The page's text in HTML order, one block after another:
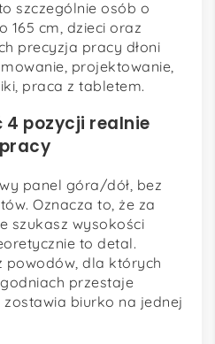
szczególnie osób o
165 cm, dzieci oraz
precyzja pracy dłoni
projektowanie,
praca z tabletem.
4 pozycji realnie
panel góra/dół, bez
Oznacza to, że za
szukasz wysokości
to detal.
powodów, dla których
przestaje
biurko na jednej